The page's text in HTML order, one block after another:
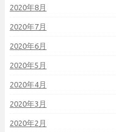
2020年8月
2020年7月
2020年6月
2020年5月
2020年4月
2020年3月
2020年2月